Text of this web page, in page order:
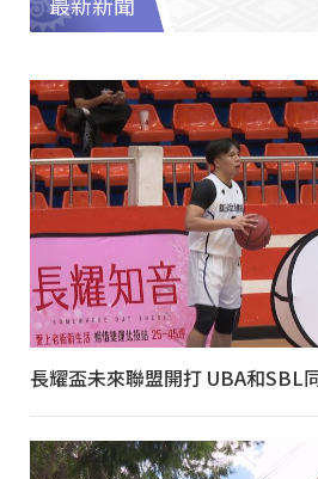
最新新聞
長耀盃未來聯盟開打 UBA和SBL